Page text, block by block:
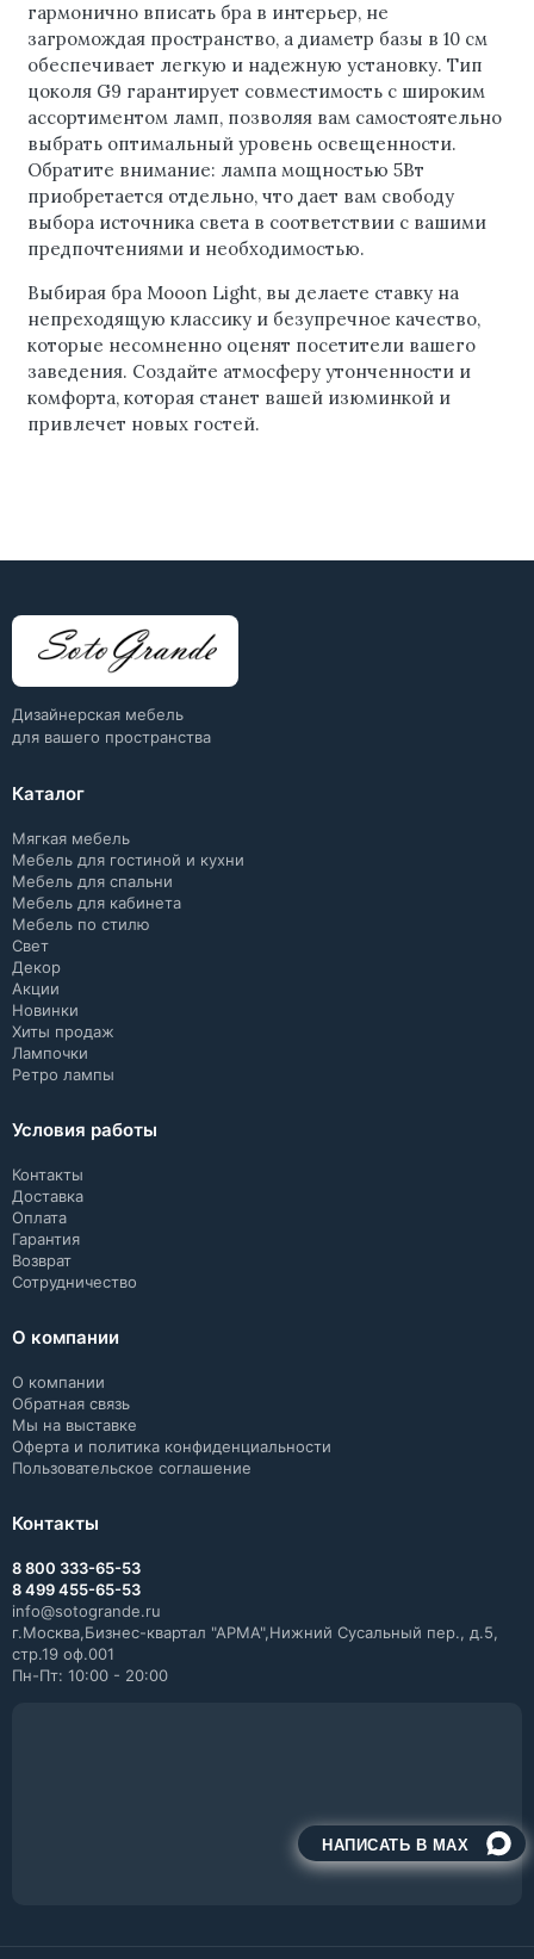
гармонично вписать бра в интерьер, не
загромождая пространство, а диаметр базы в 10 см
обеспечивает легкую и надежную установку. Тип
цоколя G9 гарантирует совместимость с широким
ассортиментом ламп, позволяя вам самостоятельно
выбрать оптимальный уровень освещенности.
Обратите внимание: лампа мощностью 5Вт
приобретается отдельно, что дает вам свободу
выбора источника света в соответствии с вашими
предпочтениями и необходимостью.
Выбирая бра Mooon Light, вы делаете ставку на
непреходящую классику и безупречное качество,
которые несомненно оценят посетители вашего
заведения. Создайте атмосферу утонченности и
комфорта, которая станет вашей изюминкой и
привлечет новых гостей.
НАПИСАТЬ В MAX
Дизайнерская мебель
для вашего пространства
Каталог
Мягкая мебель
Мебель для гостиной и кухни
Мебель для спальни
Мебель для кабинета
Мебель по стилю
Свет
Декор
Акции
Новинки
Хиты продаж
Лампочки
Ретро лампы
Условия работы
Контакты
Доставка
Оплата
Гарантия
Возврат
Сотрудничество
О компании
О компании
Обратная связь
Мы на выставке
Оферта и политика конфиденциальности
Пользовательское соглашение
Контакты
8 800 333-65-53
8 499 455-65-53
info@sotogrande.ru
г.Москва,Бизнес-квартал "АРМА",Нижний Сусальный пер., д.5,
стр.19 оф.001
Пн-Пт: 10:00 - 20:00